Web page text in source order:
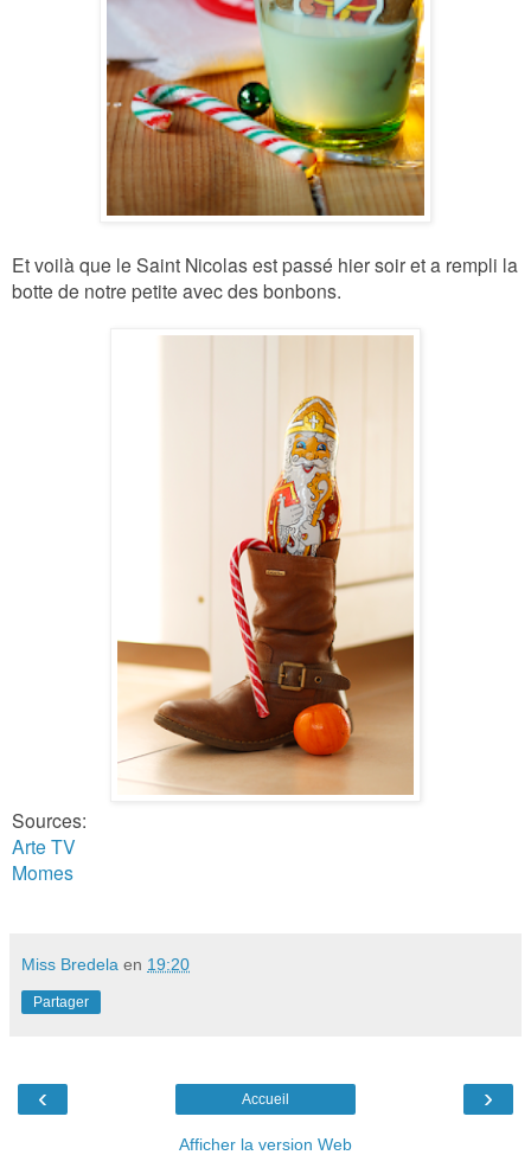
Et voilà que le Saint Nicolas est passé hier soir et a rempli la
botte de notre petite avec des bonbons.
Sources:
Arte TV
Momes
Miss Bredela en 19:20
Partager
‹ ›
Accueil
Afficher la version Web